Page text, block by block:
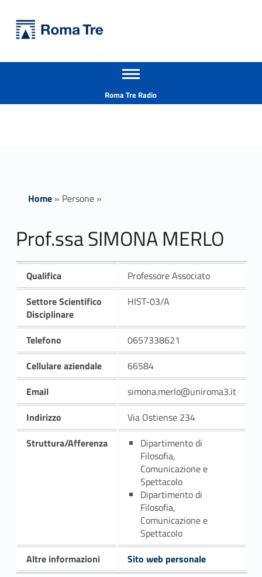
Prof.ssa SIMONA MERLO - Università Roma Tre
Apri il menu secondario
Roma Tre Radio
Home» Persone»
Prof.ssa SIMONA MERLO
Qualifica
Professore Associato
Settore Scientifico
Disciplinare
HIST-03/A
Telefono
0657338621
Cellulare aziendale
66584
Email
simona.merlo@uniroma3.it
Indirizzo
Via Ostiense 234
Struttura/Afferenza
Dipartimento di
Filosofia,
Comunicazione e
Spettacolo
Dipartimento di
Filosofia,
Comunicazione e
Spettacolo
Altre informazioni
Sito web personale